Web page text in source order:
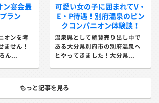
ン宴会最
ラン
オンを考
ません！
ん...
​可愛い女の子に囲まれてV・
E・P待遇！別府温泉のピン
クコンパニオン体験談！
温泉県として絶賛売り出し中で
ある大分県別府市の別府温泉へ
とやってきました！大分県...
もっと記事を見る